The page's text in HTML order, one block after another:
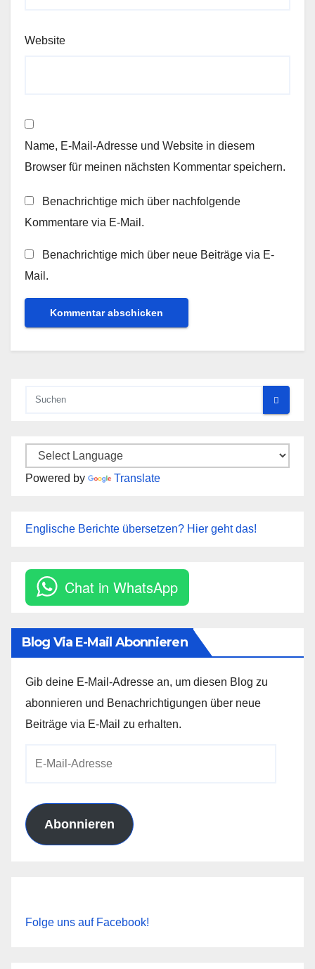
Website
Name, E-Mail-Adresse und Website in diesem
Browser für meinen nächsten Kommentar speichern.
Benachrichtige mich über nachfolgende
Kommentare via E-Mail.
Benachrichtige mich über neue Beiträge via E-
Mail.
Powered by Translate
Englische Berichte übersetzen? Hier geht das!
Chat in WhatsApp
Blog Via E-Mail Abonnieren
Gib deine E-Mail-Adresse an, um diesen Blog zu
abonnieren und Benachrichtigungen über neue
Beiträge via E-Mail zu erhalten.
Abonnieren
Folge uns auf Facebook!